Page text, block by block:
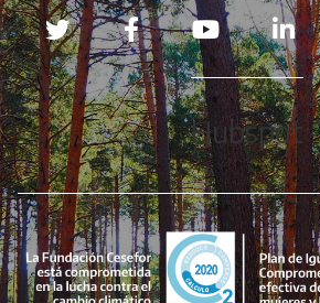
Redes sociales
Hubspot